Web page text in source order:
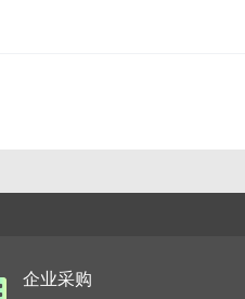
企业采购